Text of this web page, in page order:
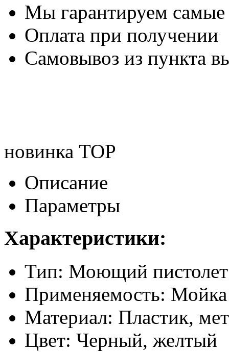
Мы гарантируем
Оплата при получении
Самовывоз из пункта
новинка TOP
Описание
Параметры
Характеристики:
Тип: Моющий пистолет
Применяемость: Мойка
Материал: Пластик,
Цвет: Черный, желтый